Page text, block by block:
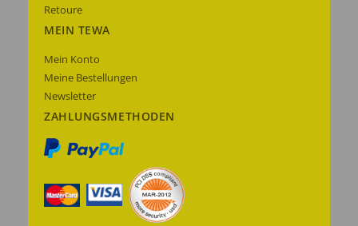
Retoure
MEIN TEWA
Mein Konto
Meine Bestellungen
Newsletter
ZAHLUNGSMETHODEN